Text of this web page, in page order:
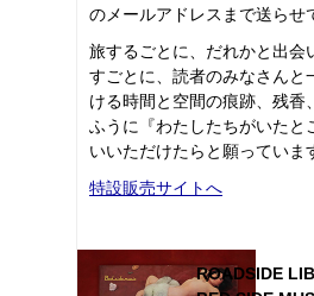
のメールアドレスまで送らせ
旅するごとに、だれかと出会
すごとに、読者のみなさんと
ける時間と空間の痕跡、残
ふうに『わたしたちがいたと
いいただけたらと願っていま
特設販売サイトへ
ROADSIDE